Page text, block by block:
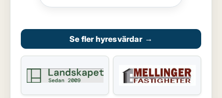
Se fler hyresvärdar →